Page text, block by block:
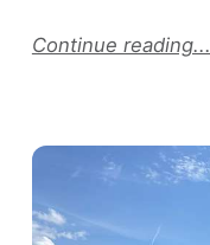
Continue reading...